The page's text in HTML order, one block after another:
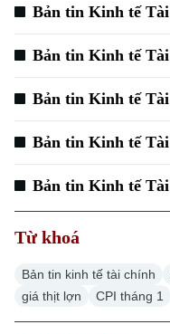
Bản tin Kinh tế Tài
Bản tin Kinh tế Tài
Bản tin Kinh tế Tài
Bản tin Kinh tế Tài
Bản tin Kinh tế Tài
Từ khoá
Bản tin kinh tế tài chính
giá thịt lợn
CPI tháng 1